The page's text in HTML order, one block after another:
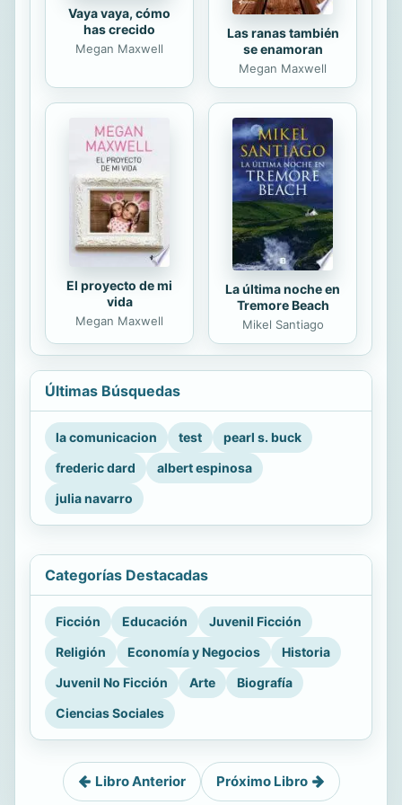
Vaya vaya, cómo
has crecido
Megan Maxwell
Las ranas también
se enamoran
Megan Maxwell
El proyecto de mi
vida
Megan Maxwell
La última noche en
Tremore Beach
Mikel Santiago
Últimas Búsquedas
la comunicacion test
pearl s. buck
frederic dard
albert espinosa
julia navarro
Categorías Destacadas
Ficción Educación
Juvenil Ficción
Religión
Economía y Negocios
Historia
Juvenil No Ficción
Arte
Biografía
Ciencias Sociales
Libro Anterior Próximo Libro